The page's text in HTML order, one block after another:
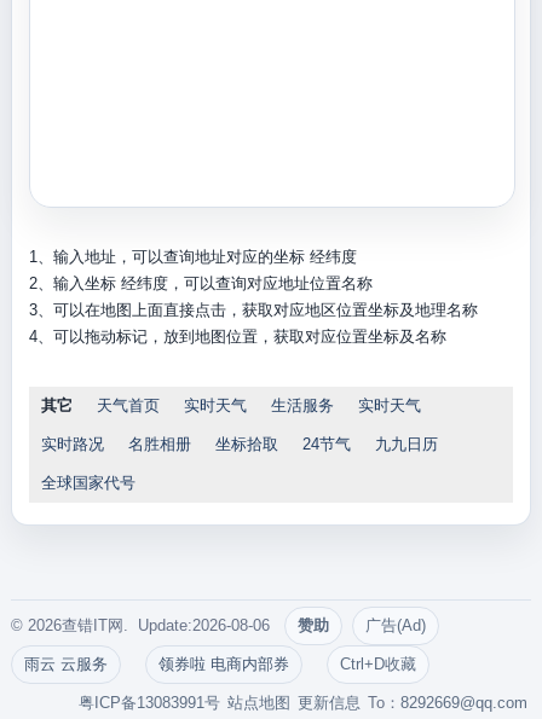
1、输入地址，可以查询地址对应的坐标 经纬度
2、输入坐标 经纬度，可以查询对应地址位置名称
3、可以在地图上面直接点击，获取对应地区位置坐标及地理名称
4、可以拖动标记，放到地图位置，获取对应位置坐标及名称
其它 天气首页 实时天气 生活服务 实时天气
实时路况 名胜相册 坐标拾取 24节气 九九日历
全球国家代号
© 2026查错IT网. Update:2026-08-06 赞助 广告(Ad)
雨云 云服务 领券啦 电商内部券 Ctrl+D收藏
To：8292669@qq.com
更新信息
站点地图
粤ICP备13083991号